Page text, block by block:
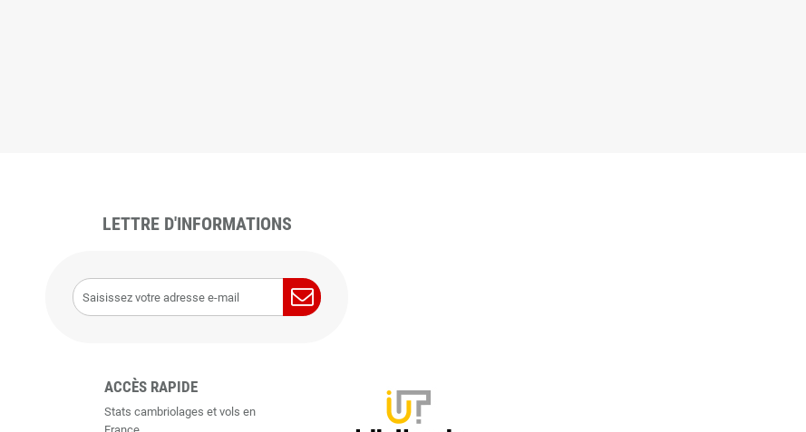
LETTRE D'INFORMATIONS
ACCÈS RAPIDE
Stats cambriolages et vols en